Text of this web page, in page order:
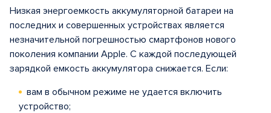
Низкая энергоемкость аккумуляторной батареи на
последних и совершенных устройствах является
незначительной погрешностью смартфонов нового
поколения компании Apple. С каждой последующей
зарядкой емкость аккумулятора снижается. Если:
вам в обычном режиме не удается включить
устройство;